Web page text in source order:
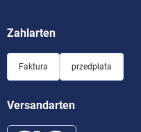
Zahlarten
Faktura przedpłata
Versandarten